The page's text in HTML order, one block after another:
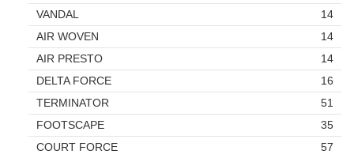
VANDAL
14
AIR WOVEN
14
AIR PRESTO
14
DELTA FORCE
16
TERMINATOR
51
FOOTSCAPE
35
COURT FORCE
57